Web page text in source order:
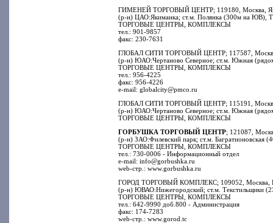
ГИМЕНЕЙ ТОРГОВЫЙ ЦЕНТР; 119180, Москва,
(р-н) ЦАО:Якиманка; ст.м. Полянка (300м на ЮВ),
ТОРГОВЫЕ ЦЕНТРЫ, КОМПЛЕКСЫ
тел.: 901-9857
факс: 230-7631
ГЛОБАЛ СИТИ ТОРГОВЫЙ ЦЕНТР; 117587, Москва,
(р-н) ЮАО:Чертаново Северное; ст.м. Южная
ТОРГОВЫЕ ЦЕНТРЫ, КОМПЛЕКСЫ
тел.: 956-4225
факс: 956-4226
e-mail: globalcity@pmco.ru
ГЛОБАЛ СИТИ ТОРГОВЫЙ ЦЕНТР; 115191, Москва,
(р-н) ЮАО:Чертаново Северное; ст.м. Южная
ТОРГОВЫЕ ЦЕНТРЫ, КОМПЛЕКСЫ
ГОРБУШКА ТОРГОВЫЙ ЦЕНТР; 121087,
(р-н) ЗАО:Филевский парк; ст.м.
ТОРГОВЫЕ ЦЕНТРЫ, КОМПЛЕКСЫ
тел.: 730-0006 - Информационный отдел
e-mail: info@gorbushka.ru
web-стр.: www.gorbushka.ru
ГОРОД ТОРГОВЫЙ КОМПЛЕКС; 109052, Москва,
(р-н) ЮВАО:Нижегородский; ст.м. Текстильщики
ТОРГОВЫЕ ЦЕНТРЫ, КОМПЛЕКСЫ
тел.: 642-9990 доб.800 - Администрация
факс: 174-7283
web-стр.: www.gorod.tc